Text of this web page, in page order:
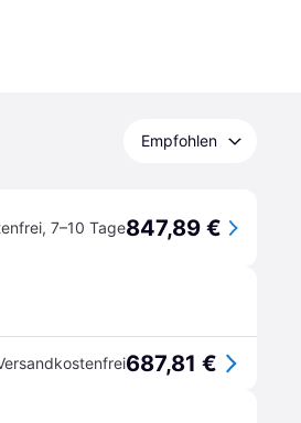
Empfohlen
, 7–10 Tage847,89 €
687,81 €